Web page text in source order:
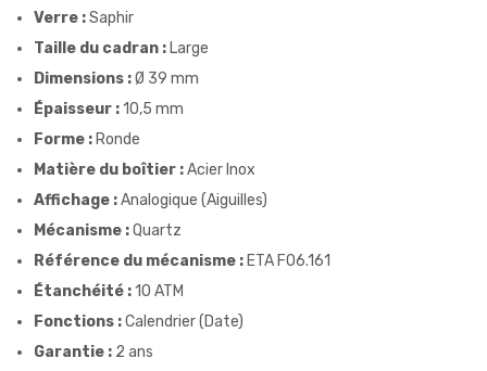
Verre :Saphir
Taille du cadran : Large
Dimensions :Ø 39 mm
Épaisseur :10,5 mm
Forme : Ronde
Matière du boîtier :Acier Inox
Affichage :Analogique (Aiguilles)
Mécanisme :Quartz
Référence du mécanisme : ETA F06.161
Étanchéité :10 ATM
Fonctions :Calendrier (Date)
Garantie : 2 ans